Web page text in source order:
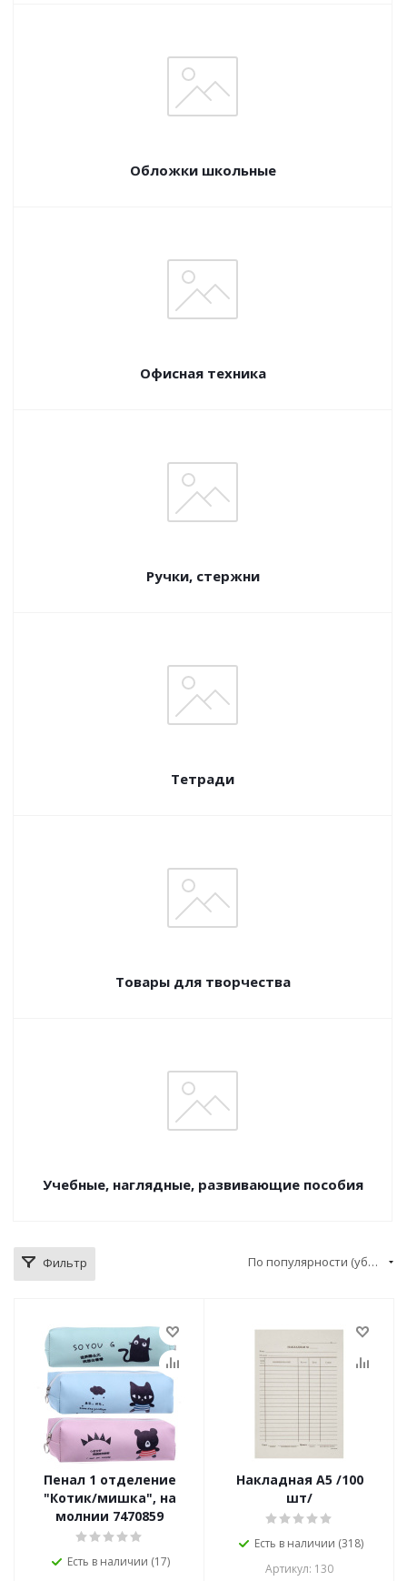
Обложки школьные
Офисная техника
Ручки, стержни
Тетради
Товары для творчества
Учебные, наглядные, развивающие пособия
Фильтр По популярности (убывание)
Пенал 1 отделение
"Котик/мишка", на
молнии 7470859
Есть в наличии (17)
Накладная А5 /100
шт/
Есть в наличии (318)
Артикул: 130